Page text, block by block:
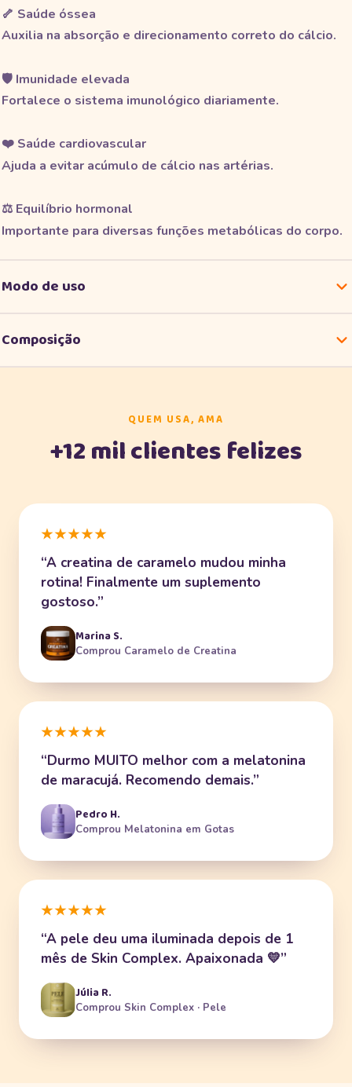
🦴 Saúde óssea
Auxilia na absorção e direcionamento correto do cálcio.
🛡️ Imunidade elevada
Fortalece o sistema imunológico diariamente.
❤️ Saúde cardiovascular
Ajuda a evitar acúmulo de cálcio nas artérias.
⚖️ Equilíbrio hormonal
Importante para diversas funções metabólicas do corpo.
Modo de uso
bebida.
Composição
QUEM USA, AMA
+12 mil clientes felizes
★★★★★
“A creatina de caramelo mudou minha
rotina! Finalmente um suplemento
gostoso.”
Marina S.
Comprou Caramelo de Creatina
★★★★★
“Durmo MUITO melhor com a melatonina
de maracujá. Recomendo demais.”
Pedro H.
Comprou Melatonina em Gotas
★★★★★
“A pele deu uma iluminada depois de 1
mês de Skin Complex. Apaixonada 💛”
Júlia R.
Comprou Skin Complex · Pele